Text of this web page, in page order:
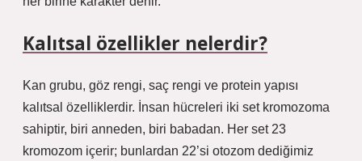
Kalıtsal özellikler nelerdir?
Kan grubu, göz rengi, saç rengi ve protein yapısı
kalıtsal özelliklerdir. İnsan hücreleri iki set kromozoma
sahiptir, biri anneden, biri babadan. Her set 23
kromozom içerir; bunlardan 22’si otozom dediğimiz